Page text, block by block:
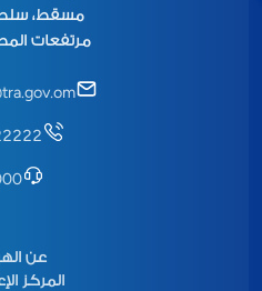
مسقط،
مرتفعات
عن
المركز